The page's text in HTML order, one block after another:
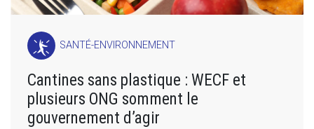
SANTÉ-ENVIRONNEMENT
Cantines sans plastique : WECF et
plusieurs ONG somment le
gouvernement d’agir